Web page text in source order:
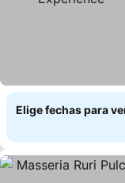
Elige fechas para